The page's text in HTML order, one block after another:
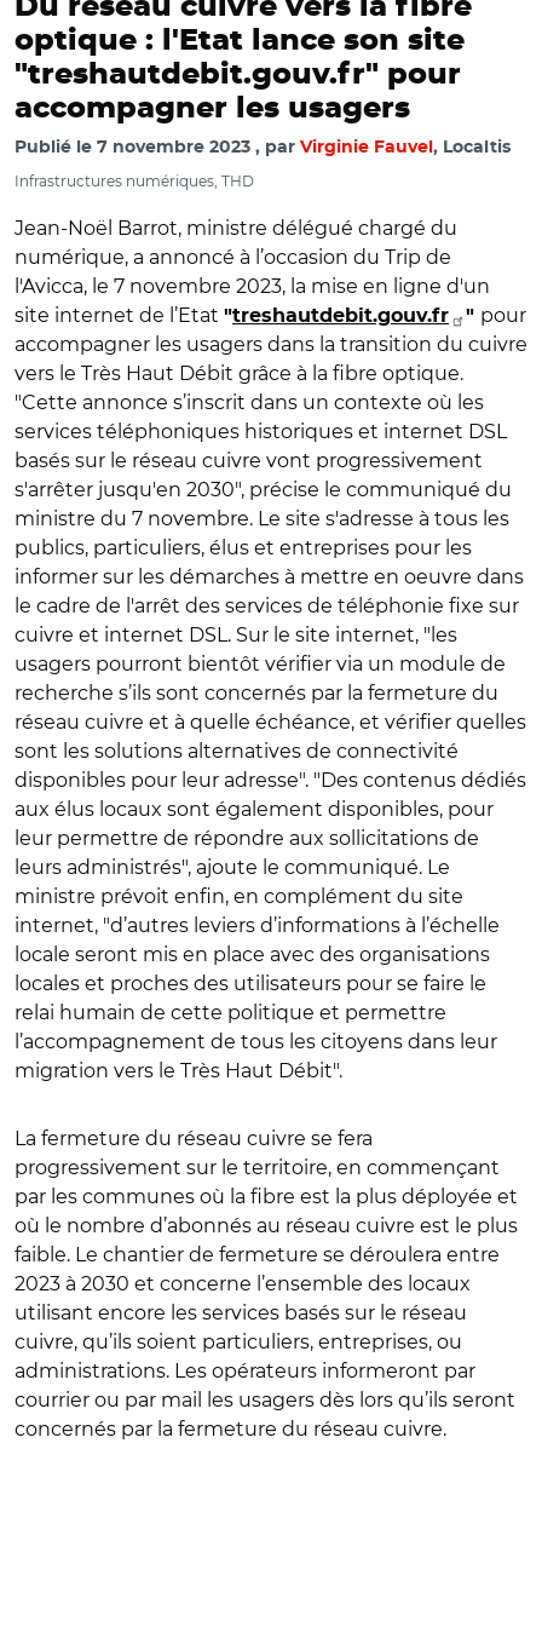
Du réseau cuivre vers la fibre
optique : l'Etat lance son site
"treshautdebit.gouv.fr" pour
accompagner les usagers
Publié le 7 novembre 2023 par Virginie Fauvel , Localtis
Infrastructures numériques, THD
Jean-Noël Barrot, ministre délégué chargé du
numérique, a annoncé à l’occasion du Trip de
l'Avicca, le 7 novembre 2023, la mise en ligne d'un
site internet de l’Etat "treshautdebit.gouv.fr " pour
accompagner les usagers dans la transition du cuivre
vers le Très Haut Débit grâce à la fibre optique.
"Cette annonce s’inscrit dans un contexte où les
services téléphoniques historiques et internet DSL
basés sur le réseau cuivre vont progressivement
s'arrêter jusqu'en 2030", précise le communiqué du
ministre du 7 novembre. Le site s'adresse à tous les
publics, particuliers, élus et entreprises pour les
informer sur les démarches à mettre en oeuvre dans
le cadre de l'arrêt des services de téléphonie fixe sur
cuivre et internet DSL. Sur le site internet, "les
usagers pourront bientôt vérifier via un module de
recherche s’ils sont concernés par la fermeture du
réseau cuivre et à quelle échéance, et vérifier quelles
sont les solutions alternatives de connectivité
disponibles pour leur adresse". "Des contenus dédiés
aux élus locaux sont également disponibles, pour
leur permettre de répondre aux sollicitations de
leurs administrés", ajoute le communiqué. Le
ministre prévoit enfin, en complément du site
internet, "d’autres leviers d’informations à l’échelle
locale seront mis en place avec des organisations
locales et proches des utilisateurs pour se faire le
relai humain de cette politique et permettre
l’accompagnement de tous les citoyens dans leur
migration vers le Très Haut Débit".
La fermeture du réseau cuivre se fera
progressivement sur le territoire, en commençant
par les communes où la fibre est la plus déployée et
où le nombre d’abonnés au réseau cuivre est le plus
faible. Le chantier de fermeture se déroulera entre
2023 à 2030 et concerne l’ensemble des locaux
utilisant encore les services basés sur le réseau
cuivre, qu’ils soient particuliers, entreprises, ou
administrations. Les opérateurs informeront par
courrier ou par mail les usagers dès lors qu’ils seront
concernés par la fermeture du réseau cuivre.